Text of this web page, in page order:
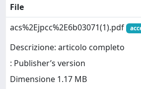
File
acs%2Ejpcc%2E6b03071(1).pdf
Descrizione: articolo completo
: Publisher’s version
Dimensione 1.17 MB